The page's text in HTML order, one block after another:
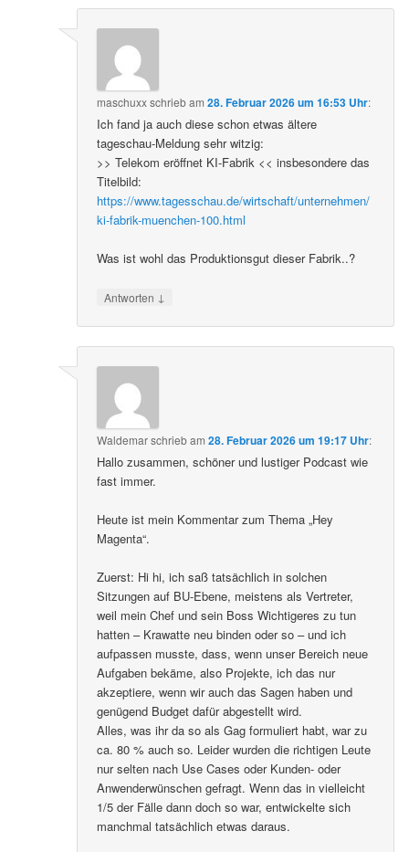
maschuxxschriebam28. Februar 2026 um 16:53 Uhr:
Ich fand ja auch diese schon etwas ältere
tageschau-Meldung sehr witzig:
>> Telekom eröffnet KI-Fabrik << insbesondere das
Titelbild:
https://www.tagesschau.de/wirtschaft/unternehmen/
ki-fabrik-muenchen-100.html
Was ist wohl das Produktionsgut dieser Fabrik..?
Antworten ↓
Waldemarschriebam28. Februar 2026 um 19:17 Uhr:
Hallo zusammen, schöner und lustiger Podcast wie
fast immer.
Heute ist mein Kommentar zum Thema „Hey
Magenta“.
Zuerst: Hi hi, ich saß tatsächlich in solchen
Sitzungen auf BU-Ebene, meistens als Vertreter,
weil mein Chef und sein Boss Wichtigeres zu tun
hatten – Krawatte neu binden oder so – und ich
aufpassen musste, dass, wenn unser Bereich neue
Aufgaben bekäme, also Projekte, ich das nur
akzeptiere, wenn wir auch das Sagen haben und
genügend Budget dafür abgestellt wird.
Alles, was ihr da so als Gag formuliert habt, war zu
ca. 80 % auch so. Leider wurden die richtigen Leute
nur selten nach Use Cases oder Kunden- oder
Anwenderwünschen gefragt. Wenn das in vielleicht
1/5 der Fälle dann doch so war, entwickelte sich
manchmal tatsächlich etwas daraus.